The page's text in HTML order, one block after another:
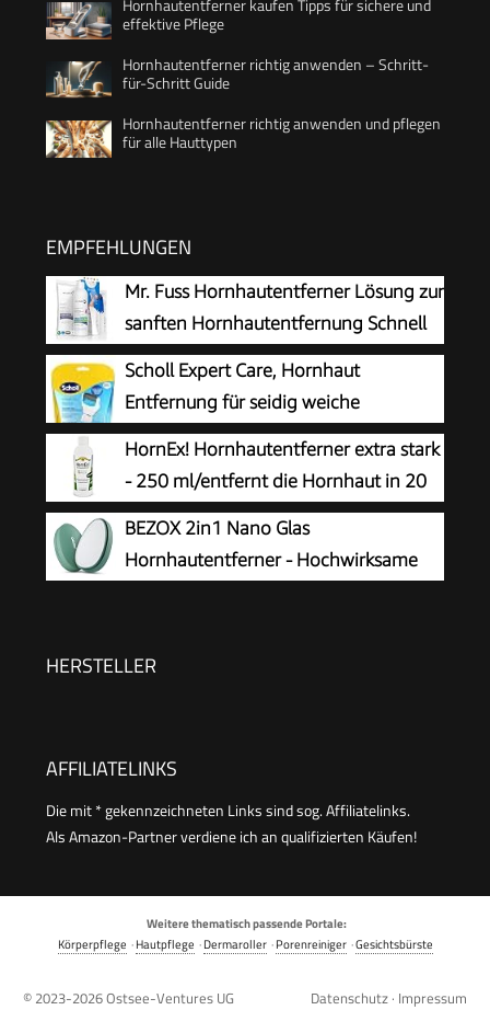
Hornhautentferner kaufen Tipps für sichere und
effektive Pflege
Hornhautentferner richtig anwenden – Schritt-
für-Schritt Guide
Hornhautentferner richtig anwenden und pflegen
für alle Hauttypen
EMPFEHLUNGEN
Mr. Fuss Hornhautentferner Lösung zur
sanften Hornhautentfernung Schnell
erweichende Lotion 250ml No. 4 im
Plus Pack. Fußpflege Pediküre Set ohne
Schleifen mit Sofort-Effekt.
Scholl Expert Care, Hornhaut
Entfernung für seidig weiche
Füße,elektrischer Hornhautentferner
Meeresmineralien Rolle für präzise Ergebnisse,1
Gerät inkl. Rolle)1 Stück(1er Pack)
HornEx! Hornhautentferner extra stark
- 250 ml/entfernt die Hornhaut in 20
Minuten
BEZOX 2in1 Nano Glas
Hornhautentferner - Hochwirksame
Hornhautentfernung auf nassen und trockenen
HERSTELLER
AFFILIATELINKS
Die mit * gekennzeichneten Links sind sog. Affiliatelinks.
Als Amazon-Partner verdiene ich an qualifizierten Käufen!
Weitere thematisch passende Portale:
Körperpflege ·Hautpflege ·Dermaroller·Porenreiniger·Gesichtsbürste
© 2023-2026Ostsee-Ventures UG Datenschutz · Impressum